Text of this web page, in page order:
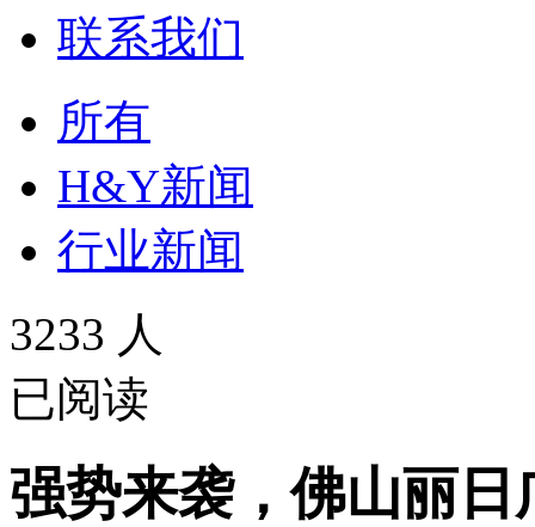
联系我们
所有
H&Y新闻
行业新闻
3233 人
已阅读
强势来袭，佛山丽